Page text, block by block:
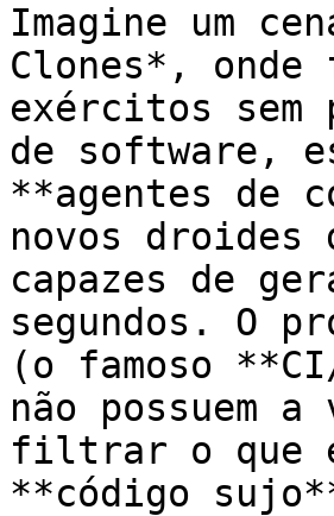
Imagine um
Clones*, onde
exércitos sem
de software,
**agentes de
novos
capazes de
segundos. O
(o famoso
não possuem
filtrar o que
**código